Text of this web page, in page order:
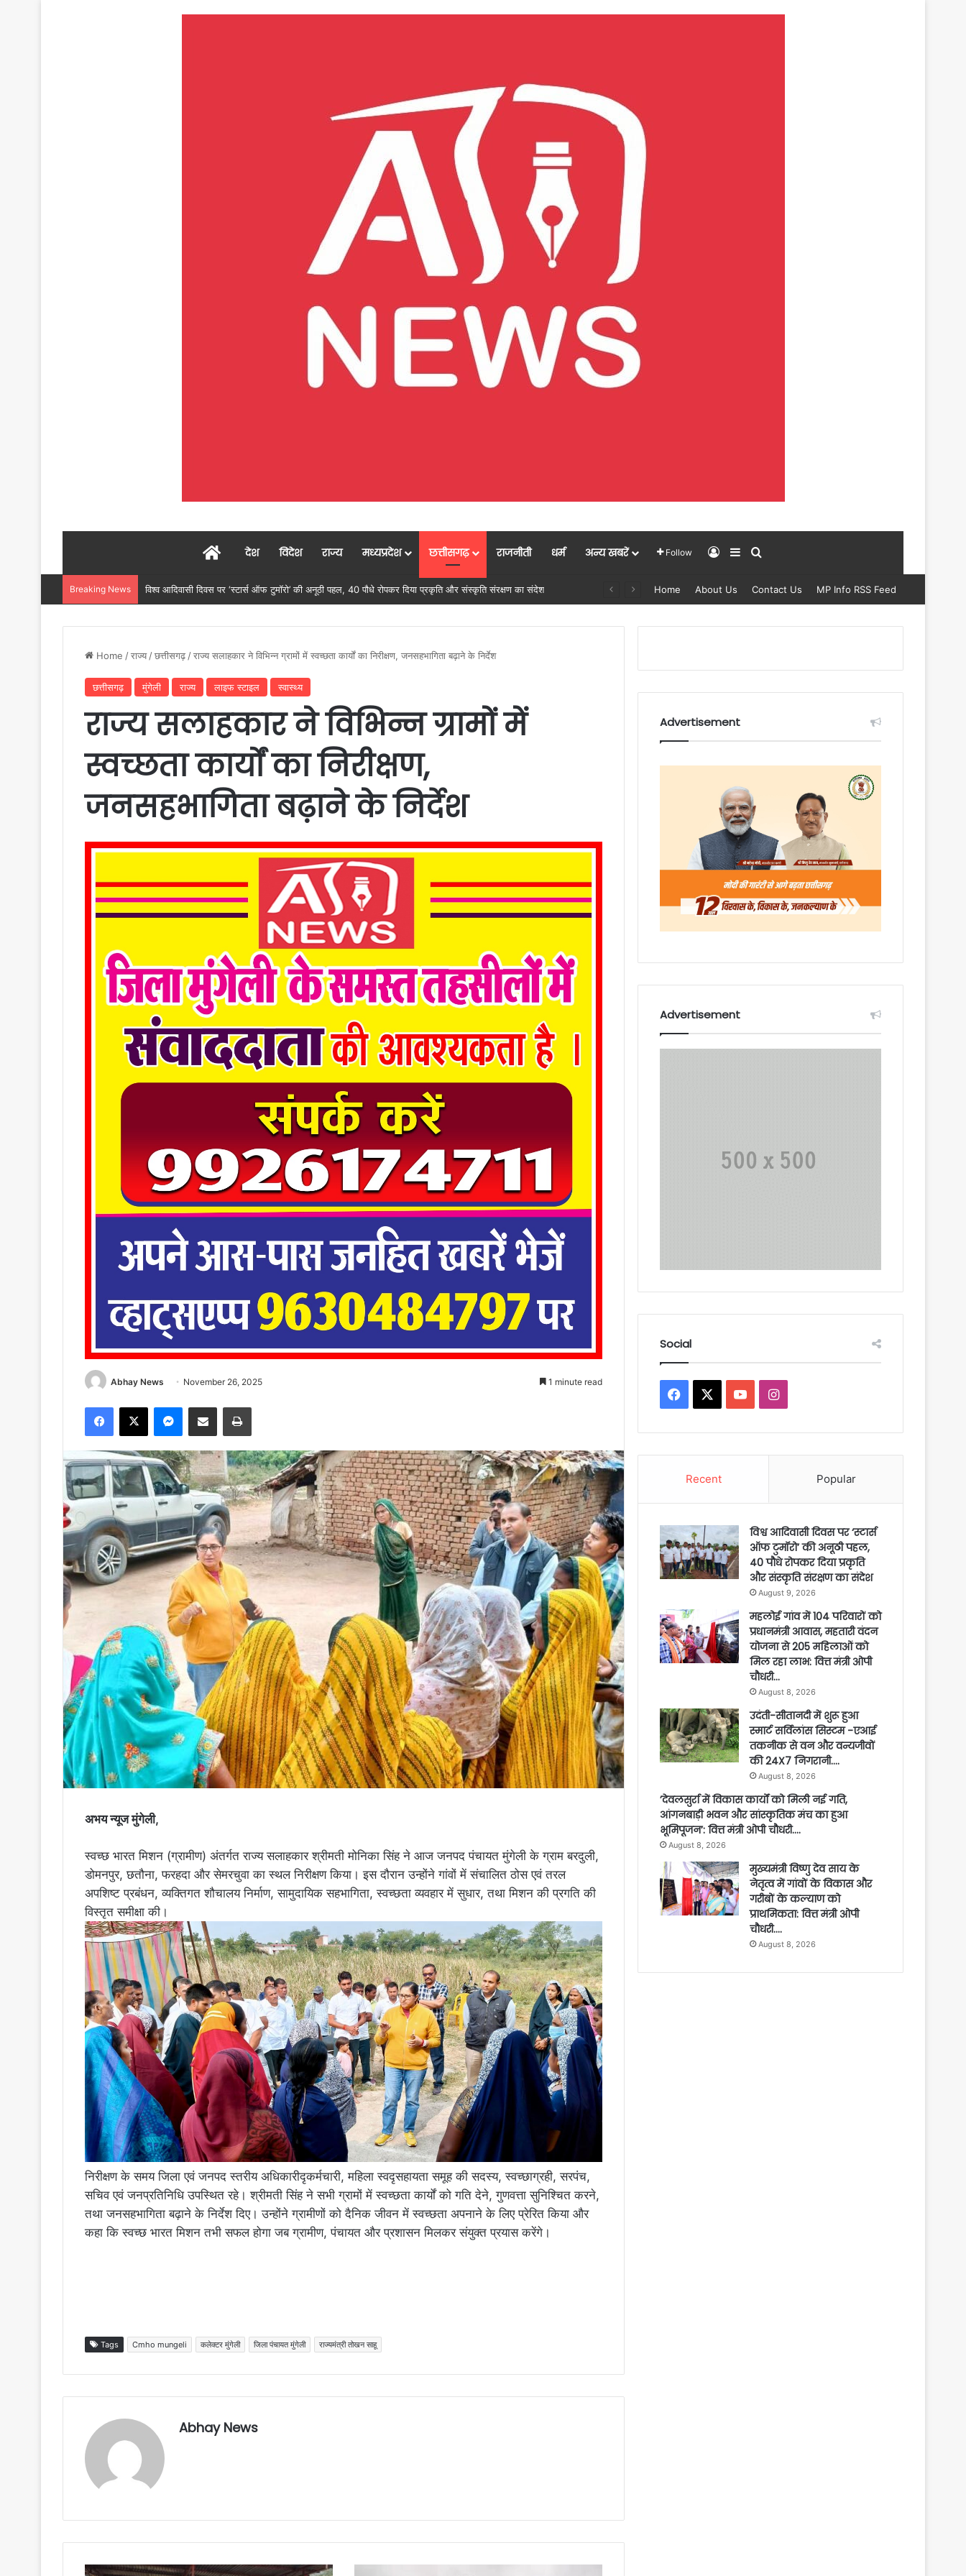
Homeदेश विदेश राज्य मध्यप्रदेश छत्तीसगढ़ राजनीती धर्म अन्य खबरें Follow Log InSidebar
Breaking News महलोई गांव में 104 परिवारों को प्रधानमंत्री आवास, महतारी वंदन योजना से 205 महिलाओं को मिल रहा लाभ: वित्त मंत्री ओपी चौधरी… Home About Us Contact Us MP Info RSS Feed
Home /राज्य /छत्तीसगढ़ /राज्य सलाहकार ने विभिन्न ग्रामों में स्वच्छता कार्यों का निरीक्षण, जनसहभागिता बढ़ाने के निर्देश
छत्तीसगढ़ मुंगेली राज्य लाइफ स्टाइल स्वास्थ्य
राज्य सलाहकार ने विभिन्न ग्रामों में
स्वच्छता कार्यों का निरीक्षण,
जनसहभागिता बढ़ाने के निर्देश
Abhay News November 26, 2025 1 minute read
Facebook
X Messenger
Share via Email Print
अभय न्यूज मुंगेली,
स्वच्छ भारत मिशन (ग्रामीण) अंतर्गत राज्य सलाहकार श्रीमती मोनिका सिंह ने आज जनपद पंचायत मुंगेली के ग्राम बरदुली,
डोमनपुर, छतौना, फरहदा और सेमरचुवा का स्थल निरीक्षण किया। इस दौरान उन्होंने गांवों में संचालित ठोस एवं तरल
अपशिष्ट प्रबंधन, व्यक्तिगत शौचालय निर्माण, सामुदायिक सहभागिता, स्वच्छता व्यवहार में सुधार, तथा मिशन की प्रगति की
विस्तृत समीक्षा की।
निरीक्षण के समय जिला एवं जनपद स्तरीय अधिकारीदृकर्मचारी, महिला स्वदृसहायता समूह की सदस्य, स्वच्छाग्रही, सरपंच,
सचिव एवं जनप्रतिनिधि उपस्थित रहे। श्रीमती सिंह ने सभी ग्रामों में स्वच्छता कार्यों को गति देने, गुणवत्ता सुनिश्चित करने,
तथा जनसहभागिता बढ़ाने के निर्देश दिए। उन्होंने ग्रामीणों को दैनिक जीवन में स्वच्छता अपनाने के लिए प्रेरित किया और
कहा कि स्वच्छ भारत मिशन तभी सफल होगा जब ग्रामीण, पंचायत और प्रशासन मिलकर संयुक्त प्रयास करेंगे।
Tags Cmho mungeli कलेक्टर मुंगेली जिला पंचायत मुंगेली राज्यमंत्री तोखन साहू
Abhay News
Advertisement
Advertisement
Social
Facebook YouTubeInstagram
Recent Popular
विश्व आदिवासी दिवस पर ‘स्टार्स
ऑफ टुमॉरो’ की अनूठी पहल,
40 पौधे रोपकर दिया प्रकृति
और संस्कृति संरक्षण का संदेश
August 9, 2026
महलोई गांव में 104 परिवारों को
प्रधानमंत्री आवास, महतारी वंदन
योजना से 205 महिलाओं को
मिल रहा लाभ: वित्त मंत्री ओपी
चौधरी…
August 8, 2026
उदंती-सीतानदी में शुरू हुआ
स्मार्ट सर्विलांस सिस्टम -एआई
तकनीक से वन और वन्यजीवों
की 24X7 निगरानी….
August 8, 2026
’देवलसुर्रा में विकास कार्यों को मिली नई गति,
आंगनबाड़ी भवन और सांस्कृतिक मंच का हुआ
भूमिपूजन’: वित्त मंत्री ओपी चौधरी….
August 8, 2026
मुख्यमंत्री विष्णु देव साय के
नेतृत्व में गांवों के विकास और
गरीबों के कल्याण को
प्राथमिकता: वित्त मंत्री ओपी
चौधरी….
August 8, 2026